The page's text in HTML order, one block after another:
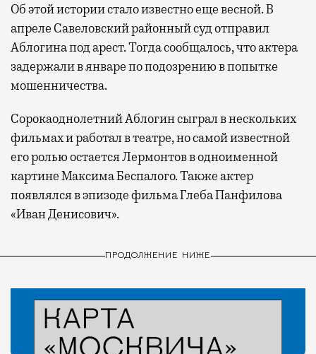
Об этой истории стало известно еще весной. В
апреле Савеловский районный суд отправил
Аблогина под арест. Тогда сообщалось, что актера
задержали в январе по подозрению в попытке
мошенничества.
Сорокаоднолетний Аблогин сыграл в нескольких
фильмах и работал в театре, но самой известной
его ролью остается Лермонтов в одноименной
картине Максима Беспалого. Также актер
появлялся в эпизоде фильма Глеба Панфилова
«Иван Денисович».
ПРОДОЛЖЕНИЕ НИЖЕ